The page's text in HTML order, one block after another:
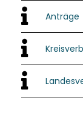
Anträge